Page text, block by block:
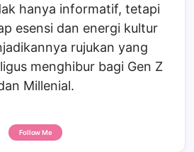
hanya informatif, tetapi
esensi dan energi kultur
rujukan yang
menghibur bagi Gen Z
Millenial.
Follow Me